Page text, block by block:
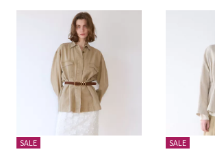
SALE
SALE